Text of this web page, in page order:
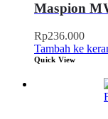
Maspion
Rp236.000
Tambah ke
Quick View